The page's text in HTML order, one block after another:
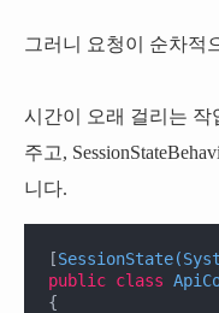
그러니 요청이 순차적
시간이 오래 걸리는 작
주고,
니다.
[
public class
{